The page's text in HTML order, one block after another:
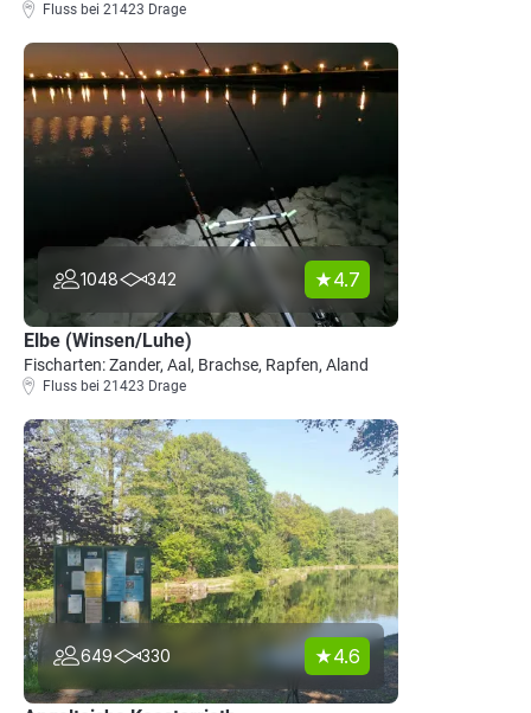
Fluss bei 21423 Drage
1048 342 4.7
Elbe (Winsen/Luhe)
Fischarten: Zander, Aal, Brachse, Rapfen, Aland
Fluss bei 21423 Drage
649 330 4.6